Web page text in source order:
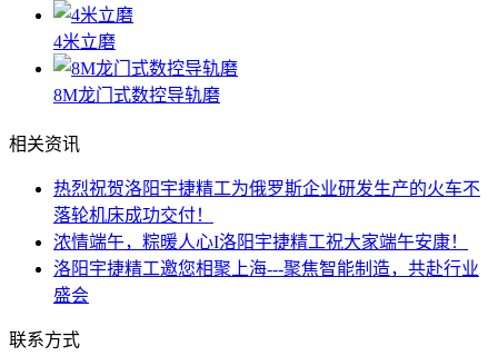
4米立磨
8M龙门式数控导轨磨
相关资讯
热烈祝贺洛阳宇捷精工为俄罗斯企业研发生产的火车不
落轮机床成功交付！
浓情端午，粽暖人心I洛阳宇捷精工祝大家端午安康！
洛阳宇捷精工邀您相聚上海---聚焦智能制造，共赴行业
盛会
联系方式